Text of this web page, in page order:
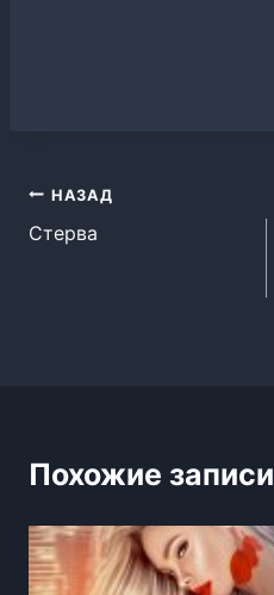
Навигация
по
НАЗАД
Стерва
Похожие записи